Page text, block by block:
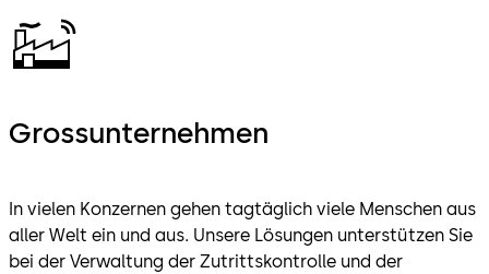
Grossunternehmen
In vielen Konzernen gehen tagtäglich viele Menschen aus
aller Welt ein und aus. Unsere Lösungen unterstützen Sie
bei der Verwaltung der Zutrittskontrolle und der